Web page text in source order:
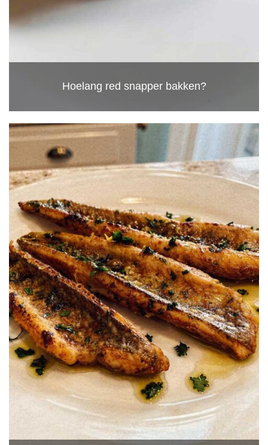
Hoelang red snapper bakken?